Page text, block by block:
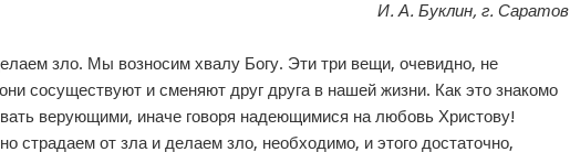
И. А. Буклин, г. Саратов
зло. Мы возносим хвалу Богу. Эти три вещи, очевидно, не
сосуществуют и сменяют друг друга в нашей жизни. Как это знакомо
верующими, иначе говоря надеющимися на любовь Христову!
страдаем от зла и делаем зло, необходимо, и этого достаточно,